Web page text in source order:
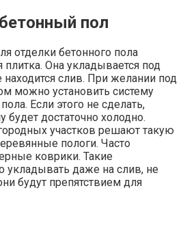
пол
отделки бетонного пола
плитка. Она укладывается под
находится слив. При желании под
можно установить систему
Если этого не сделать,
будет достаточно холодно.
участков решают такую
пологи. Часто
коврики. Такие
укладывать даже на слив, не
будут препятствием для